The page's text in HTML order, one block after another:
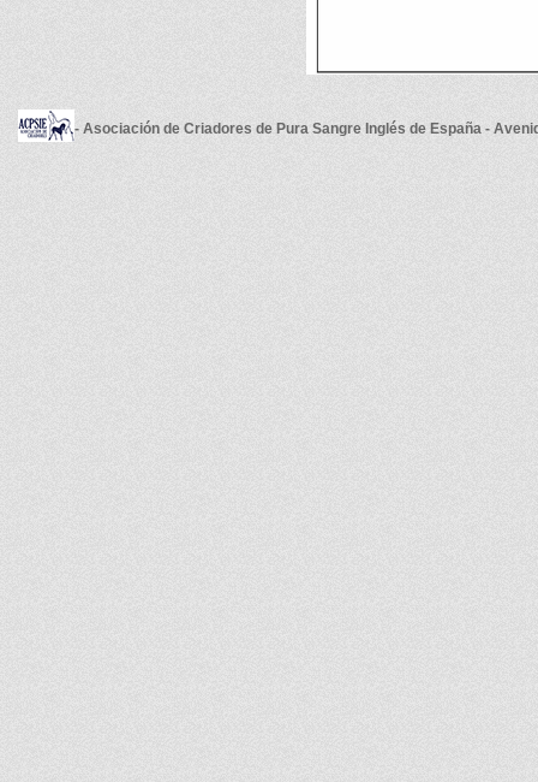
- Asociación de Criadores de Pura Sangre Inglés de España -